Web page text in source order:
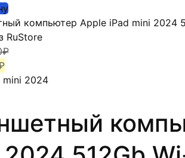
₽
mini 2024